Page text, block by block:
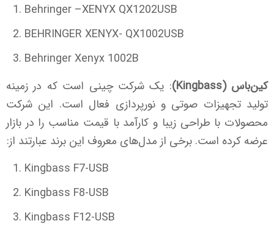
Behringer –XENYX QX1202USB
BEHRINGER XENYX- QX1002USB
Behringer Xenyx 1002B
کین‌باس (Kingbass)
: یک شرکت چینی است که در زمینه
تولید تجهیزات صوتی و نورپردازی فعال است. این شرکت
محصولات با طراحی زیبا و کارآمد با قیمت مناسب را در بازار
عرضه کرده است. برخی از مدل‌های معروف این برند عبارتند از:
Kingbass F7-USB
Kingbass F8-USB
Kingbass F12-USB